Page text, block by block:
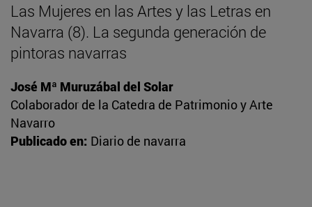
Las Mujeres en las Artes y las Letras en
Navarra (8). La segunda generación de
pintoras navarras
José Mª Muruzábal del Solar
Colaborador de la Catedra de Patrimonio y Arte
Navarro
Publicado en: Diario de navarra